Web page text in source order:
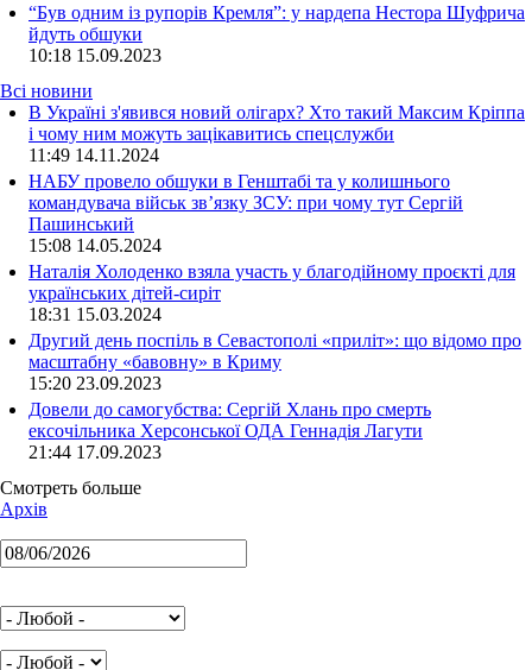
“Був одним із рупорів Кремля”: у нардепа Нестора Шуфрича
йдуть обшуки
10:18 15.09.2023
Всі новини
В Україні з'явився новий олігарх? Хто такий Максим Кріппа
і чому ним можуть зацікавитись спецслужби
11:49 14.11.2024
НАБУ провело обшуки в Генштабі та у колишнього
командувача військ зв’язку ЗСУ: при чому тут Сергій
Пашинський
15:08 14.05.2024
Наталія Холоденко взяла участь у благодійному проєкті для
українських дітей-сиріт
18:31 15.03.2024
Другий день поспіль в Севастополі «приліт»: що відомо про
масштабну «бавовну» в Криму
15:20 23.09.2023
Довели до самогубства: Сергій Хлань про смерть
ексочільника Херсонської ОДА Геннадія Лагути
21:44 17.09.2023
Смотреть больше
Архів